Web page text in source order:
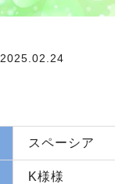
2025.02.24
スペーシア
K様様